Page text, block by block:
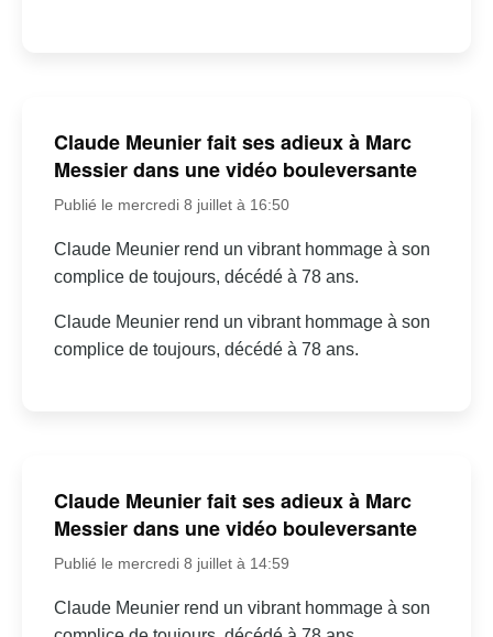
Claude Meunier fait ses adieux à Marc
Messier dans une vidéo bouleversante
Publié le mercredi 8 juillet à 16:50
Claude Meunier rend un vibrant hommage à son
complice de toujours, décédé à 78 ans.
Claude Meunier rend un vibrant hommage à son
complice de toujours, décédé à 78 ans.
Claude Meunier fait ses adieux à Marc
Messier dans une vidéo bouleversante
Publié le mercredi 8 juillet à 14:59
Claude Meunier rend un vibrant hommage à son